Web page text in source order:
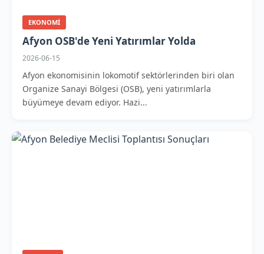
EKONOMI
Afyon OSB'de Yeni Yatırımlar Yolda
2026-06-15
Afyon ekonomisinin lokomotif sektörlerinden biri olan
Organize Sanayi Bölgesi (OSB), yeni yatırımlarla
büyümeye devam ediyor. Hazi...